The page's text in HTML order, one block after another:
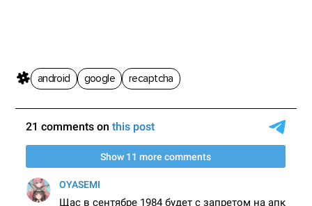
android google recaptcha